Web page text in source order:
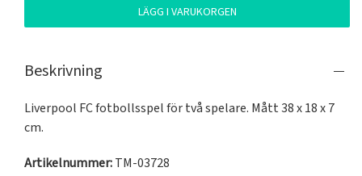
LÄGG I VARUKORGEN
Beskrivning
Liverpool FC fotbollsspel för två spelare. Mått 38 x 18 x 7
cm.
Artikelnummer:TM-03728